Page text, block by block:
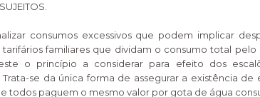
consumos excessivos que podem implicar
familiares que dividam o consumo total
o princípio a considerar para efeito dos
se da única forma de assegurar a existência de
todos paguem o mesmo valor por gota de água